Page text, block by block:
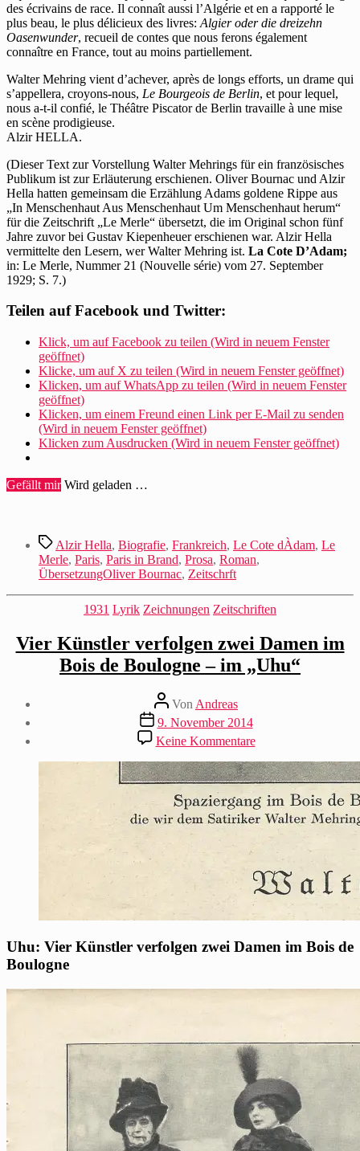
des écrivains de race. Il connaît aussi l’Algérie et en a rapporté le
plus beau, le plus délicieux des livres: Algier oder die dreizehn
Oasenwunder, recueil de contes que nous ferons également
connaître en France, tout au moins partiellement.
Walter Mehring vient d’achever, après de longs efforts, un drame qui
s’appellera, croyons-nous, Le Bourgeois de Berlin, et pour lequel,
nous a-t-il confié, le Théâtre Piscator de Berlin travaille à une mise
en scène prodigieuse.
Alzir HELLA.
(Dieser Text zur Vorstellung Walter Mehrings für ein französisches
Publikum ist zur Erläuterung erschienen. Oliver Bournac und Alzir
Hella hatten gemeinsam die Erzählung Adams goldene Rippe aus
„In Menschenhaut Aus Menschenhaut Um Menschenhaut herum“
für die Zeitschrift „Le Merle“ übersetzt, die im Original schon fünf
Jahre zuvor bei Gustav Kiepenheuer erschienen war. Alzir Hella
vermittelte den Lesern, wer Walter Mehring ist. La Cote D’Adam;
in: Le Merle, Nummer 21 (Nouvelle série) vom 27. September
1929; S. 7.)
Teilen auf Facebook und Twitter:
Klick, um auf Facebook zu teilen (Wird in neuem Fenster
geöffnet)
Klicke, um auf X zu teilen (Wird in neuem Fenster geöffnet)
Klicken, um auf WhatsApp zu teilen (Wird in neuem Fenster
geöffnet)
Klicken, um einem Freund einen Link per E-Mail zu senden
(Wird in neuem Fenster geöffnet)
Klicken zum Ausdrucken (Wird in neuem Fenster geöffnet)
Gefällt mir Wird geladen …
Schlagwörter
Alzir Hella, Biografie, Frankreich, Le Cote dÀdam, Le
Merle, Paris, Paris in Brand, Prosa, Roman,
ÜbersetzungOliver Bournac, Zeitschrft
Kategorien
1931 Lyrik Zeichnungen Zeitschriften
Vier Künstler verfolgen zwei Damen im
Bois de Boulogne – im „Uhu“
Beitragsautor
Von Andreas
Beitragsdatum
9. November 2014
Keine Kommentarezu
Vier
Künstler
verfolgen
zwei
Damen
im
Bois
–
im
Uhu: Vier Künstler verfolgen zwei Damen im Bois de
Boulogne